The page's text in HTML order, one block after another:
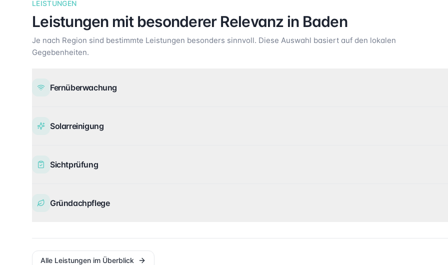
LEISTUNGEN
Leistungen mit besonderer Relevanz in Baden
Je nach Region sind bestimmte Leistungen besonders sinnvoll. Diese Auswahl basiert auf den lokalen
Gegebenheiten.
Fernüberwachung
Solarreinigung
Sichtprüfung
Gründachpflege
Alle Leistungen im Überblick